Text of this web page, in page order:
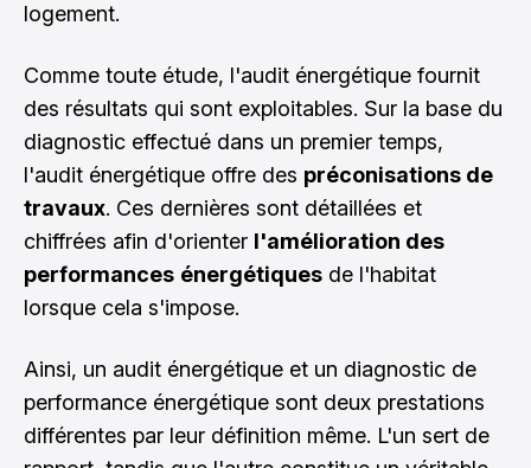
logement.
Comme toute étude, l'audit énergétique fournit
des résultats qui sont exploitables. Sur la base du
diagnostic effectué dans un premier temps,
l'audit énergétique offre des préconisations de
travaux. Ces dernières sont détaillées et
chiffrées afin d'orienter l'amélioration des
performances énergétiques de l'habitat
lorsque cela s'impose.
Ainsi, un audit énergétique et un diagnostic de
performance énergétique sont deux prestations
différentes par leur définition même. L'un sert de